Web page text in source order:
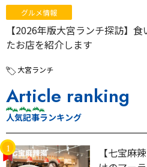
グルメ情報
【2026年版大宮ランチ探訪】
たお店を紹介します
大宮ランチ
Article ranking
人気記事ランキング
【七宝麻